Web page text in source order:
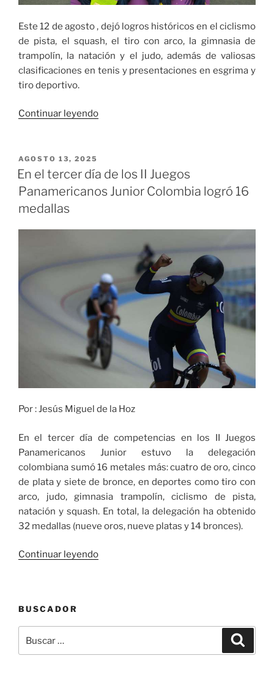
Este 12 de agosto , dejó logros históricos en el ciclismo
de pista, el squash, el tiro con arco, la gimnasia de
trampolín, la natación y el judo, además de valiosas
clasificaciones en tenis y presentaciones en esgrima y
tiro deportivo.
Continuar leyendo«Medallas
12
de
los
Juegos
Panamericanos
Junior
Asunción
2025»
PUBLICADO
EL
AGOSTO 13, 2025
En el tercer día de los II Juegos
Panamericanos Junior Colombia logró 16
medallas
Por : Jesús Miguel de la Hoz
En el tercer día de competencias en los II Juegos
Panamericanos Junior estuvo la delegación
colombiana sumó 16 metales más: cuatro de oro, cinco
de plata y siete de bronce, en deportes como tiro con
arco, judo, gimnasia trampolín, ciclismo de pista,
natación y squash. En total, la delegación ha obtenido
32 medallas (nueve oros, nueve platas y 14 bronces).
Continuar leyendo«En
los
Juegos
BUSCADOR
por: